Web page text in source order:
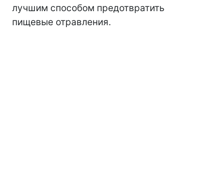
лучшим способом предотвратить
пищевые отравления.